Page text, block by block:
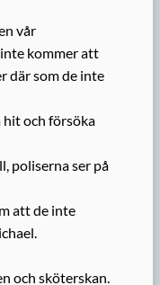
vår
kommer att
där som de inte
hit och försöka
poliserna ser på
att de inte
och sköterskan.